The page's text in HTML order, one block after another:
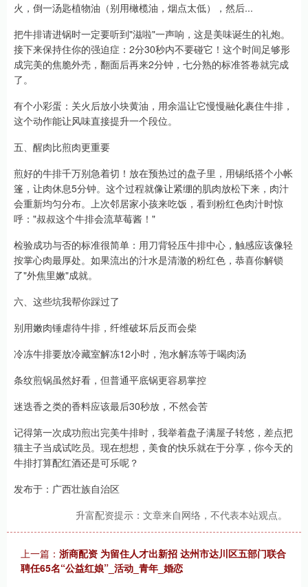
火，倒一汤匙植物油（别用橄榄油，烟点太低），然后...
把牛排请进锅时一定要听到"滋啦"一声响，这是美味诞生的礼炮。
接下来保持住你的强迫症：2分30秒内不要碰它！这个时间足够形
成完美的焦脆外壳，翻面后再来2分钟，七分熟的标准答卷就完成
了。
有个小彩蛋：关火后放小块黄油，用余温让它慢慢融化裹住牛排，
这个动作能让风味直接提升一个段位。
五、醒肉比煎肉更重要
煎好的牛排千万别急着切！放在预热过的盘子里，用锡纸搭个小帐
篷，让肉休息5分钟。这个过程就像让紧绷的肌肉放松下来，肉汁
会重新均匀分布。上次邻居家小孩来吃饭，看到粉红色肉汁时惊
呼："叔叔这个牛排会流草莓酱！"
检验成功与否的标准很简单：用刀背轻压牛排中心，触感应该像轻
按掌心肉最厚处。如果流出的汁水是清澈的粉红色，恭喜你解锁
了"外焦里嫩"成就。
六、这些坑我帮你踩过了
别用嫩肉锤虐待牛排，纤维破坏后反而会柴
冷冻牛排要放冷藏室解冻12小时，泡水解冻等于喝肉汤
条纹煎锅虽然好看，但普通平底锅更容易掌控
迷迭香之类的香料应该最后30秒放，不然会苦
记得第一次成功煎出完美牛排时，我举着盘子满屋子转悠，差点把
猫主子当成试吃员。现在想想，美食的快乐就在于分享，你今天的
牛排打算配红酒还是可乐呢？
发布于：广西壮族自治区
升富配资提示：文章来自网络，不代表本站观点。
上一篇： 浙商配资 为留住人才出新招 达州市达川区五部门联合
聘任65名“公益红娘”_活动_青年_婚恋